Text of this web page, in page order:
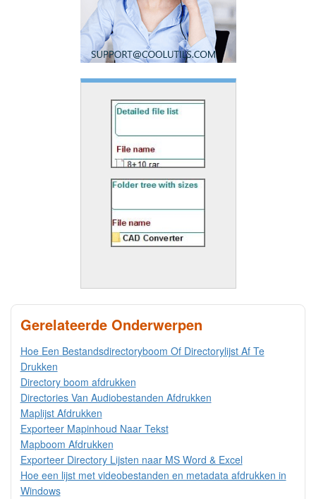
Gerelateerde Onderwerpen
Hoe Een Bestandsdirectoryboom Of Directorylijst Af Te
Drukken
Directory boom afdrukken
Directories Van Audiobestanden Afdrukken
Maplijst Afdrukken
Exporteer Mapinhoud Naar Tekst
Mapboom Afdrukken
Exporteer Directory Lijsten naar MS Word & Excel
Hoe een lijst met videobestanden en metadata afdrukken in
Windows